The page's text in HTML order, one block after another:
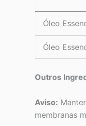
Óleo
Óleo
Outros
Aviso:
membranas